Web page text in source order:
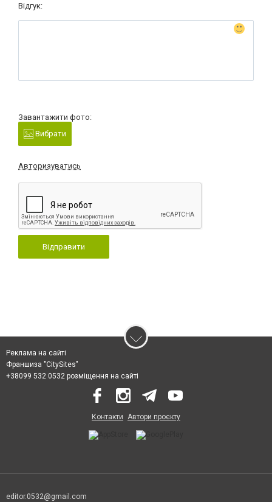
Відгук:
Завантажити фото:
Вибрати
Авторизуватись
Відправити
Реклама на сайті
Франшиза "CitySites"
+38099 532 0532 розміщення на сайті
Контакти Автори проєкту
editor.0532@gmail.com